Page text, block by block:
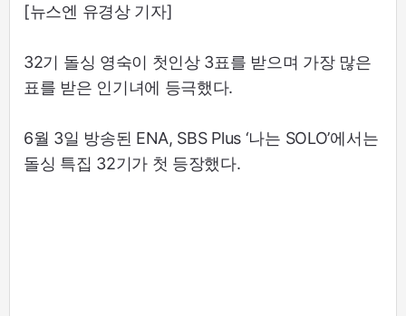
[뉴스엔 유경상 기자]
32기 돌싱 영숙이 첫인상 3표를 받으며 가장 많은
표를 받은 인기녀에 등극했다.
6월 3일 방송된 ENA, SBS Plus ‘나는 SOLO’에서는
돌싱 특집 32기가 첫 등장했다.